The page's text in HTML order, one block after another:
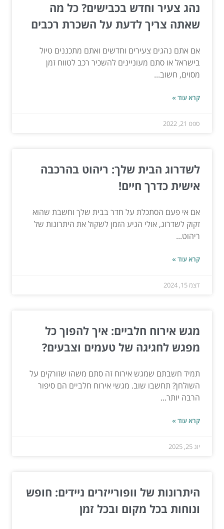
נהג צעיר וחדש בכבישים? כל מה
שאתה צריך לדעת על השכרת רכבים
אם אתם נהגים צעירים וחדשים ואתם מתכננים טיול
בישראל או סתם מעוניינים להשכיר רכב לטווח זמן
מסוים, חשוב...
קרא עוד »
ספט 21, 2022
לשדרוג הבית שלך: ריהוט בהרכבה
אישית כדרך חיים!
אם אי פעם הסתכלת על חדר בבית שלך וחשבת שהוא
זקוק לשדרוג, אולי הגיע הזמן לשקול את היתרונות של
ריהוט...
קרא עוד »
דצמ 15, 2024
מגש אירוח חלביים: איך להפוך כל
מפגש לחגיגה של טעמים וצבעים?
תמיד חשבתם שמגש אירוח זה סתם משהו שזורקים על
השולחן? תחשבו שוב. מגשי אירוח חלביים הם סיפור
הרבה יותר...
קרא עוד »
יונ 25, 2025
היתרונות של וופורייזרים ניידים: חופש
ונוחות בכל מקום ובכל זמן